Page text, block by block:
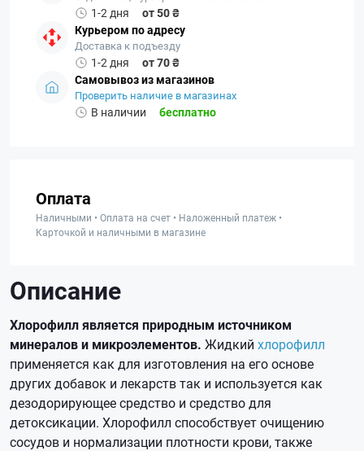
1-2 дня
от 50 ₴
Курьером по адресу
Доставка к подъезду
1-2 дня
от 70 ₴
Самовывоз из магазинов
Проверить наличие в магазинах
В наличии бесплатно
Оплата
Наличными • Оплата на счет • Наложенный платеж •
Карточкой и наличными в магазине
Описание
Хлорофилл является природным источником
минералов и микроэлементов. Жидкий хлорофилл
применяется как для изготовления на его основе
других добавок и лекарств так и используется как
дезодорирующее средство и средство для
детоксикации. Хлорофилл способствует очищению
сосудов и нормализации плотности крови, также